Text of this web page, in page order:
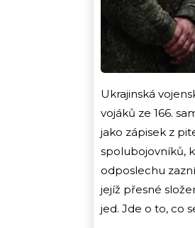
Ukrajinská
vojáků ze 166.
jako zápisek z
spolubojovníků,
odposlechu
jejíž přesné
jed. Jde o to, co